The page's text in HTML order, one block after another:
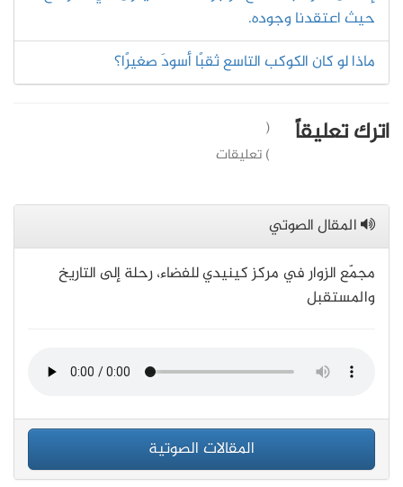
حيث اعتقدنا وجوده.
ماذا لو كان الكوكب التاسع ثقبًا أسودَ صغيرًا؟
اترك تعليقاً
(
) تعليقات
المقال الصوتي
مجمّع الزوار في مركز كينيدي للفضاء، رحلة إلى التاريخ
والمستقبل
المقالات الصوتية